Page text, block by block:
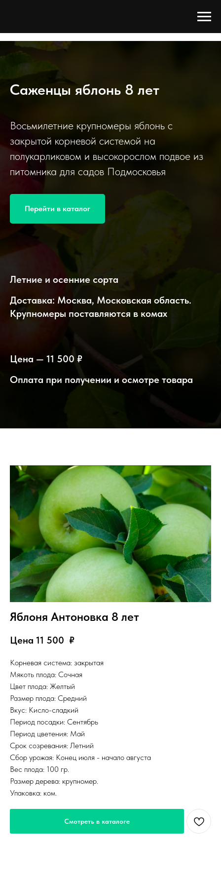
Саженцы яблонь 8 лет
Восьмилетние крупномеры яблонь с
закрытой корневой системой на
полукарликовом и высокорослом подвое из
питомника для садов Подмосковья
Перейти в каталог
Летние и осенние сорта
Доставка: Москва, Московская область.
Крупномеры поставляются в комах
Цена — 11 500 ₽
Оплата при получении и осмотре товара
Яблоня Антоновка 8 лет
Цена 11 500 ₽
Корневая система: закрытая
Мякоть плода: Сочная
Цвет плода: Желтый
Размер плода: Средний
Вкус: Кисло-сладкий
Период посадки: Сентябрь
Период цветения: Май
Срок созревания: Летний
Сбор урожая: Конец июля - начало августа
Вес плода: 100 гр.
Размер дерева: крупномер.
Упаковка: ком.
Смотреть в каталоге